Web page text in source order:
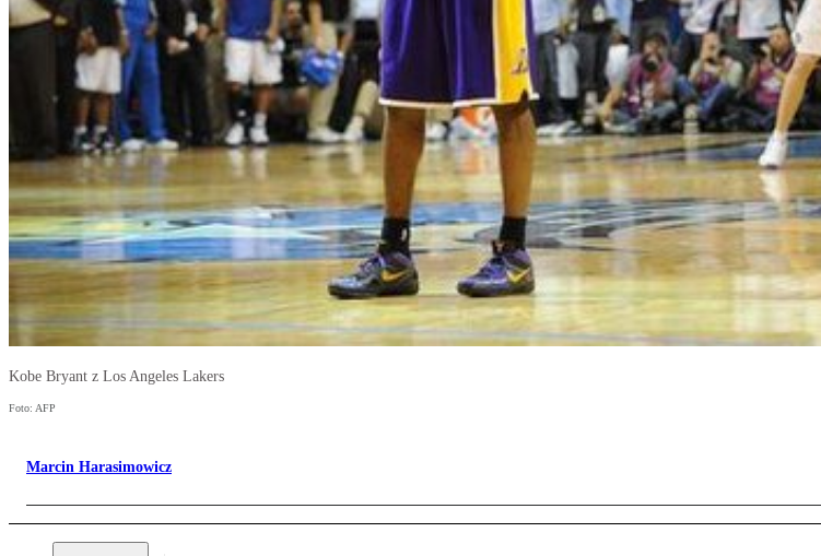
Kobe Bryant z Los Angeles Lakers
Foto: AFP
Marcin Harasimowicz